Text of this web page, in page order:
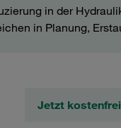
in der
in Planung,
Jetzt